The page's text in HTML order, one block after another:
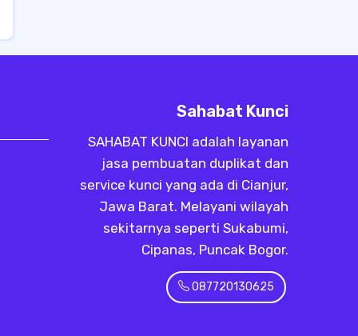
Sahabat Kunci
SAHABAT KUNCI adalah layanan
jasa pembuatan duplikat dan
service kunci yang ada di Cianjur,
Jawa Barat. Melayani wilayah
sekitarnya seperti Sukabumi,
Cipanas, Puncak Bogor.
087720130625